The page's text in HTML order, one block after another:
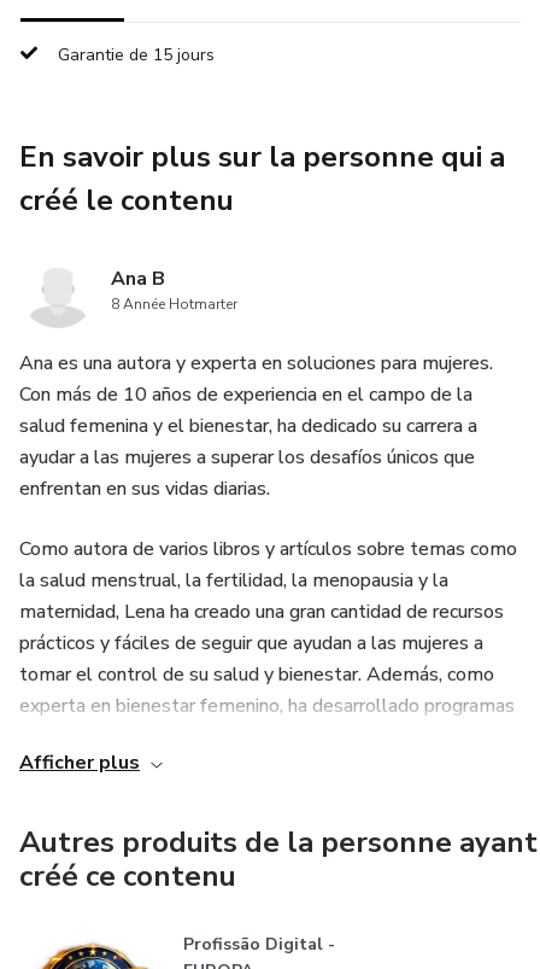
Garantie de 15 jours
En savoir plus sur la personne qui a
créé le contenu
Ana B
8 Année Hotmarter
Ana es una autora y experta en soluciones para mujeres.
Con más de 10 años de experiencia en el campo de la
salud femenina y el bienestar, ha dedicado su carrera a
ayudar a las mujeres a superar los desafíos únicos que
enfrentan en sus vidas diarias.
Como autora de varios libros y artículos sobre temas como
la salud menstrual, la fertilidad, la menopausia y la
maternidad, Lena ha creado una gran cantidad de recursos
prácticos y fáciles de seguir que ayudan a las mujeres a
tomar el control de su salud y bienestar. Además, como
experta en bienestar femenino, ha desarrollado programas
superar los desafíos emocionales y físicos que enfrentan
Lo que diferencia a Lena es su enfoque holístico y
personalizado en el cuidado de la salud de la mujer. Ella
bienestar de cada individuo desde una perspectiva
Afficher plus
Autres produits de la personne ayant
créé ce contenu
Profissão Digital -